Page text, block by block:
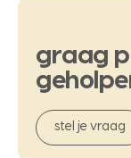
graag
stel je vraag